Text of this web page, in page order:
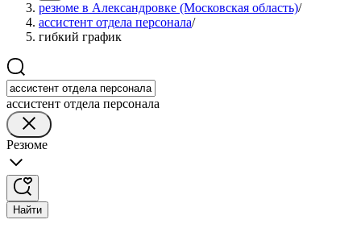
резюме в Александровке (Московская область)/
ассистент отдела персонала/
гибкий график
ассистент отдела персонала
Резюме
Найти